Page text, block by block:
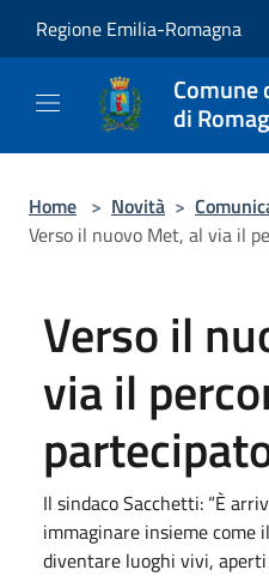
Regione Emilia-Romagna
Comune
di
Home > Novità >
Verso il nuovo Met, al via il
Verso il
via il
Il sindaco Sacchetti: “È
immaginare insieme come
diventare luoghi vivi,